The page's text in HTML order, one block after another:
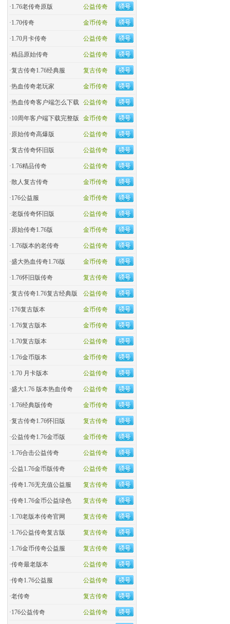
公益传奇
·1.76老传奇原版
金币传奇
·1.70传奇
公益传奇
·1.70月卡传奇
公益传奇
·精品原始传奇
复古传奇
·复古传奇1.76经典服
金币传奇
·热血传奇老玩家
公益传奇
·热血传奇客户端怎么下载
金币传奇
·10周年客户端下载完整版
公益传奇
·原始传奇高爆版
公益传奇
·复古传奇怀旧版
公益传奇
·1.76精品传奇
金币传奇
·散人复古传奇
金币传奇
·176公益服
公益传奇
·老版传奇怀旧版
金币传奇
·原始传奇1.76版
公益传奇
·1.76版本的老传奇
金币传奇
·盛大热血传奇1.76版
复古传奇
·1.76怀旧版传奇
公益传奇
·复古传奇1.76复古经典版
金币传奇
·176复古版本
金币传奇
·1.76复古版本
公益传奇
·1.70复古版本
金币传奇
·1.76金币版本
公益传奇
·1.70 月卡版本
公益传奇
·盛大1.76 版本热血传奇
金币传奇
·​1.76经典版传奇
复古传奇
·复古传奇1.76怀旧版
金币传奇
·​公益传奇1.76金币版
公益传奇
·1.76合击公益传奇
公益传奇
·公益1.76金币版传奇
复古传奇
·传奇1.76无充值公益服
复古传奇
·传奇1.76金币公益绿色
复古传奇
·1.70老版本传奇官网
复古传奇
·1.76公益传奇复古版
复古传奇
·​1.76金币传奇公益服
公益传奇
·​传奇最老版本
公益传奇
·传奇1.76公益服
复古传奇
·老传奇
公益传奇
·176公益传奇